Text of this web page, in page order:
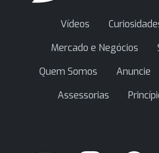
Vídeos
Mercado e Negócios
Quem Somos
Anuncie
Assessorias